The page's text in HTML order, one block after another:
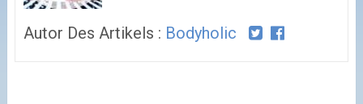
Autor Des Artikels : Bodyholic